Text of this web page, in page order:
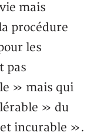
mais
procédure
les
pas
» mais qui
» du
incurable ».